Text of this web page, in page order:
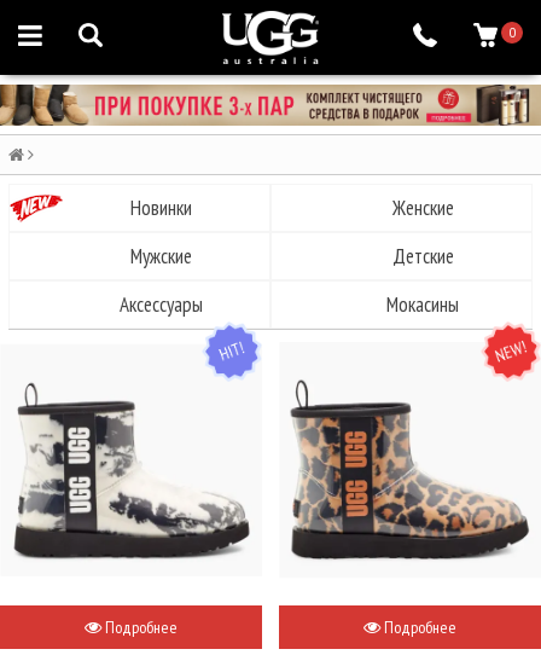
0
Новинки
Женские
Мужские
Детские
Аксессуары
Мокасины
HIT
Подробнее
NEW
Подробнее